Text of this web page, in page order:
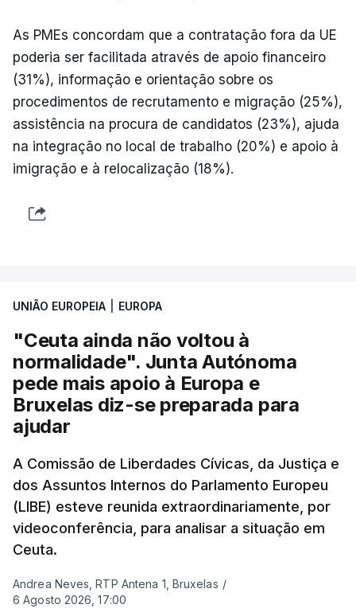
As PMEs concordam que a contratação fora da UE
poderia ser facilitada através de apoio financeiro
(31%), informação e orientação sobre os
procedimentos de recrutamento e migração (25%),
assistência na procura de candidatos (23%), ajuda
na integração no local de trabalho (20%) e apoio à
imigração e à relocalização (18%).
UNIÃO EUROPEIA EUROPA
"Ceuta ainda não voltou à
normalidade". Junta Autónoma
pede mais apoio à Europa e
Bruxelas diz-se preparada para
ajudar
A Comissão de Liberdades Cívicas, da Justiça e
dos Assuntos Internos do Parlamento Europeu
(LIBE) esteve reunida extraordinariamente, por
videoconferência, para analisar a situação em
Ceuta.
Andrea Neves, RTP Antena 1, Bruxelas /
6 Agosto 2026, 17:00